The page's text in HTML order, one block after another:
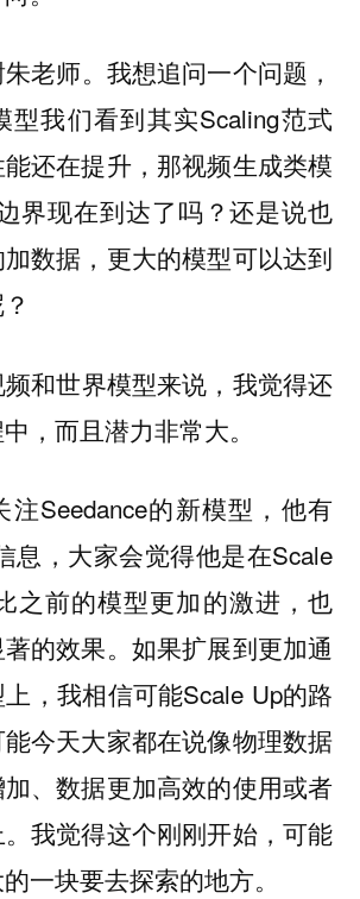
朱老师。我想追问一个问题，
型我们看到其实Scaling范式
还在提升，那视频生成类模
界现在到达了吗？还是说也
数据，更大的模型可以达到
和世界模型来说，我觉得还
，而且潜力非常大。
注Seedance的新模型，他有
息，大家会觉得他是在Scale
之前的模型更加的激进，也
的效果。如果扩展到更加通
，我相信可能Scale Up的路
今天大家都在说像物理数据
、数据更加高效的使用或者
我觉得这个刚刚开始，可能
一块要去探索的地方。